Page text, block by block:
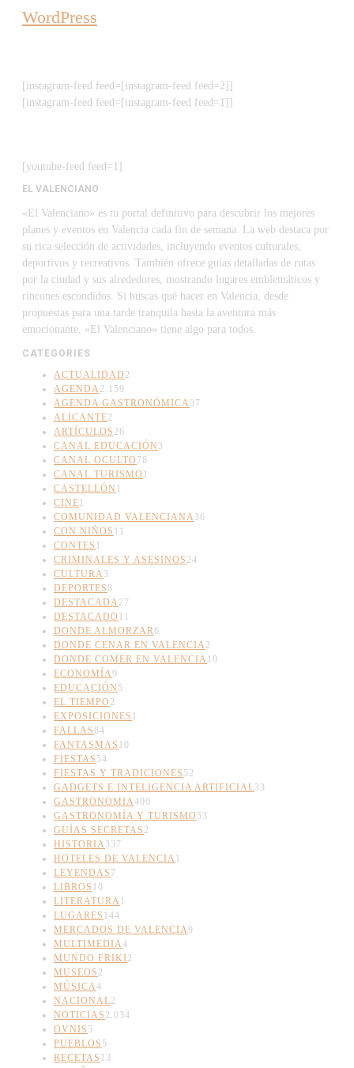
WordPress
[instagram-feed feed=[instagram-feed feed=2]]
[instagram-feed feed=[instagram-feed feed=1]]
[youtube-feed feed=1]
EL VALENCIANO
«El Valenciano» es tu portal definitivo para descubrir los mejores
planes y eventos en Valencia cada fin de semana. La web destaca por
su rica selección de actividades, incluyendo eventos culturales,
deportivos y recreativos. También ofrece guías detalladas de rutas
por la ciudad y sus alrededores, mostrando lugares emblemáticos y
rincones escondidos. Si buscas qué hacer en Valencia, desde
propuestas para una tarde tranquila hasta la aventura más
emocionante, «El Valenciano» tiene algo para todos.
CATEGORIES
ACTUALIDAD 2
AGENDA 2.159
AGENDA GASTRONÓMICA 37
ALICANTE2
ARTÍCULOS 26
CANAL EDUCACIÓN 3
CANAL OCULTO 78
CANAL TURISMO 1
CASTELLÓN 1
CINE1
COMUNIDAD VALENCIANA 36
CON NIÑOS 11
CONTES 1
CRIMINALES Y ASESINOS 24
CULTURA 3
DEPORTES8
DESTACADA 27
DESTACADO 11
DONDE ALMORZAR6
DONDE CENAR EN VALENCIA 2
DONDE COMER EN VALENCIA 10
ECONOMÍA9
EDUCACIÓN 5
EL TIEMPO 2
EXPOSICIONES 1
FALLAS84
FANTASMAS 10
FIESTAS 54
FIESTAS Y TRADICIONES 52
GADGETS E INTELIGENCIA ARTIFICIAL33
GASTRONOMIA400
GASTRONOMÍA Y TURISMO 53
GUÍAS SECRETAS 2
HISTORIA 337
HOTELES DE VALENCIA 1
LEYENDAS 7
LIBROS 10
LITERATURA 1
LUGARES 144
MERCADOS DE VALENCIA9
MULTIMEDIA4
MUNDO FRIKI2
MUSEOS 2
MÚSICA4
NACIONAL2
NOTICIAS 2.034
OVNIS 5
PUEBLOS 5
RECETAS 13